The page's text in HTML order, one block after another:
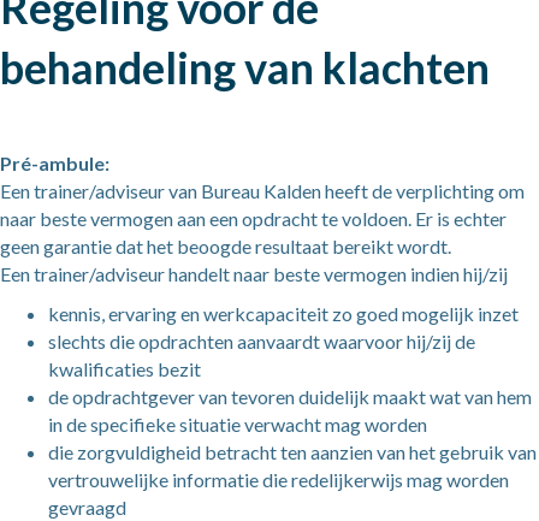
behandeling van klachten
Pré-ambule:
Een trainer/adviseur van Bureau Kalden heeft de verplichting om
naar beste vermogen aan een opdracht te voldoen. Er is echter
geen garantie dat het beoogde resultaat bereikt wordt.
Een trainer/adviseur handelt naar beste vermogen indien hij/zij
kennis, ervaring en werkcapaciteit zo goed mogelijk inzet
slechts die opdrachten aanvaardt waarvoor hij/zij de
kwalificaties bezit
de opdrachtgever van tevoren duidelijk maakt wat van hem
in de specifieke situatie verwacht mag worden
die zorgvuldigheid betracht ten aanzien van het gebruik van
vertrouwelijke informatie die redelijkerwijs mag worden
gevraagd